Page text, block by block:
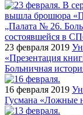
23 февраля 2019
«Презентация
Больничная
16 февраля 2019
Гусмана «Ложные